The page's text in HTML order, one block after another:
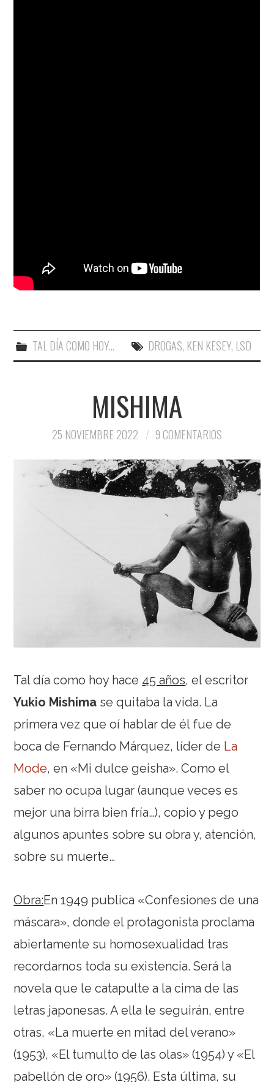
TAL DÍA COMO HOY... DROGAS, KEN KESEY, LSD
MISHIMA
25 NOVIEMBRE 2022 9 COMENTARIOS
Tal día como hoy hace 45 años, el escritor
Yukio Mishima se quitaba la vida. La
primera vez que oí hablar de él fue de
boca de Fernando Márquez, líder de La
Mode, en «Mi dulce geisha». Como el
saber no ocupa lugar (aunque veces es
mejor una birra bien fría…), copio y pego
algunos apuntes sobre su obra y, atención,
sobre su muerte…
Obra:En 1949 publica «Confesiones de una
máscara», donde el protagonista proclama
abiertamente su homosexualidad tras
recordarnos toda su existencia. Será la
novela que le catapulte a la cima de las
letras japonesas. A ella le seguirán, entre
otras, «La muerte en mitad del verano»
(1953), «El tumulto de las olas» (1954) y «El
pabellón de oro» (1956). Esta última, su